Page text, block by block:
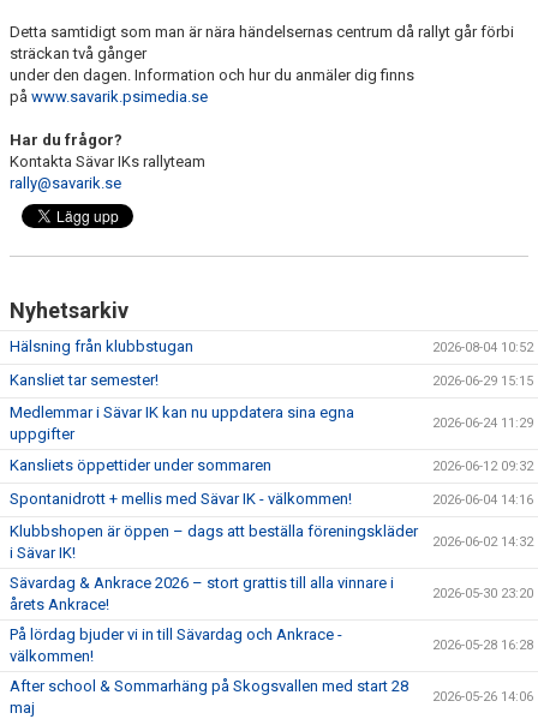
Detta samtidigt som man är nära händelsernas centrum då rallyt går förbi
sträckan två gånger
under den dagen. Information och hur du anmäler dig finns
på www.savarik.psimedia.se
Har du frågor?
Kontakta Sävar IKs rallyteam
rally@savarik.se
Nyhetsarkiv
Hälsning från klubbstugan 2026-08-04 10:52
Kansliet tar semester! 2026-06-29 15:15
Medlemmar i Sävar IK kan nu uppdatera sina egna
uppgifter
2026-06-24 11:29
Kansliets öppettider under sommaren 2026-06-12 09:32
Spontanidrott + mellis med Sävar IK - välkommen! 2026-06-04 14:16
Klubbshopen är öppen – dags att beställa föreningskläder
i Sävar IK!
2026-06-02 14:32
Sävardag & Ankrace 2026 – stort grattis till alla vinnare i
årets Ankrace!
2026-05-30 23:20
På lördag bjuder vi in till Sävardag och Ankrace -
välkommen!
2026-05-28 16:28
After school & Sommarhäng på Skogsvallen med start 28
maj
2026-05-26 14:06